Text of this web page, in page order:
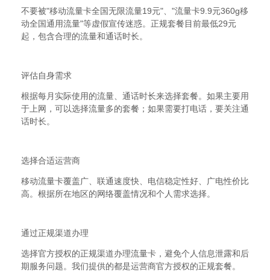
不要被"移动流量卡全国无限流量19元"、"流量卡9.9元360g移
动全国通用流量"等虚假宣传迷惑。正规套餐目前最低29元
起，包含合理的流量和通话时长。
评估自身需求
根据每月实际使用的流量、通话时长来选择套餐。如果主要用
于上网，可以选择流量多的套餐；如果需要打电话，要关注通
话时长。
选择合适运营商
移动流量卡覆盖广、联通速度快、电信稳定性好、广电性价比
高。根据所在地区的网络覆盖情况和个人需求选择。
通过正规渠道办理
选择官方授权的正规渠道办理流量卡，避免个人信息泄露和后
期服务问题。我们提供的都是运营商官方授权的正规套餐。